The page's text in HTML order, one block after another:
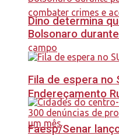
Endereçamento
Faesp/Senar
Dino determina
Bolsonaro
Fila de espera no